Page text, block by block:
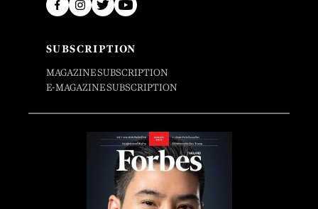
SUBSCRIPTION
MAGAZINE SUBSCRIPTION
E-MAGAZINE SUBSCRIPTION